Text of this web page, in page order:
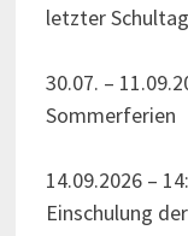
letzter
30.07. –
Sommerferien
14.09.2026 –
Einschulung